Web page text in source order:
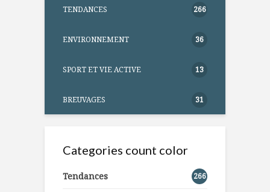
TENDANCES 266
ENVIRONNEMENT 36
SPORT ET VIE ACTIVE 13
BREUVAGES 31
Categories count color
Tendances 266